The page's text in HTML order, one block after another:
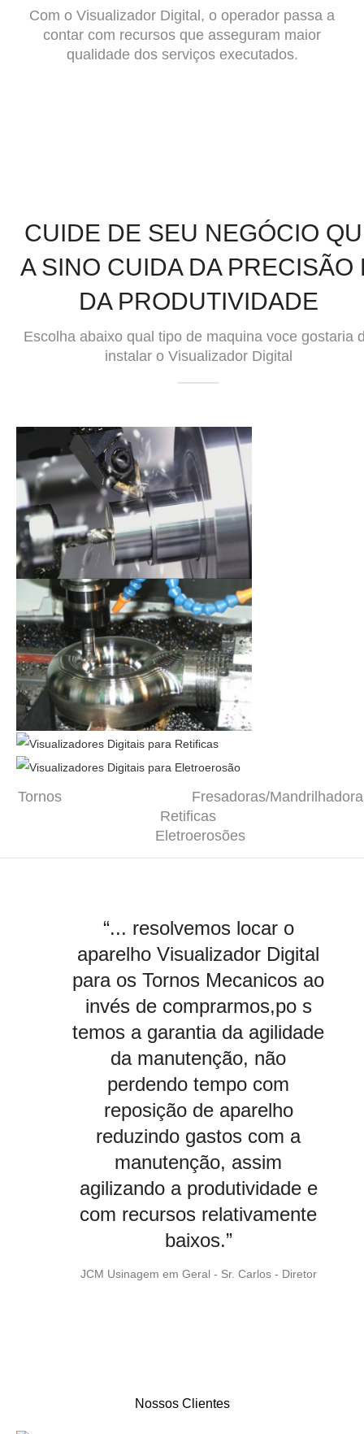
Com o Visualizador Digital, o operador passa a
contar com recursos que asseguram maior
qualidade dos serviços executados.
CUIDE DE SEU NEGÓCIO
A SINO CUIDA DA PRECISÃO
DA PRODUTIVIDADE
Escolha abaixo qual tipo de maquina voce gostaria
instalar o Visualizador Digital
Tornos Fresadoras/
Retificas
Eletroerosões
“... resolvemos locar o
aparelho Visualizador Digital
para os Tornos Mecanicos ao
invés de comprarmos,po s
temos a garantia da agilidade
da manutenção, não
perdendo tempo com
reposição de aparelho
reduzindo gastos com a
manutenção, assim
agilizando a produtividade e
com recursos relativamente
baixos.”
JCM Usinagem em Geral - Sr. Carlos - Diretor
"Os Visualizadores Digitais
otimizaram nossos processos
de usinagem agregando
precisão e aprimoramento a
qualidade de nossos
produtos e a produtividade de
nossas maquinas sem a
necessidade de um capital
investido inicialmente, bem
como nenhum custo com
manutenção dos
equipamentos."
Ruyce ind e com Ltda - Sr. Leonardo Rocco - Diretor Geral
Nossos Clientes